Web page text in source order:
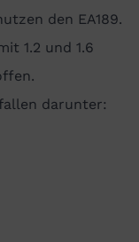
den EA189.
1.2 und 1.6
darunter: